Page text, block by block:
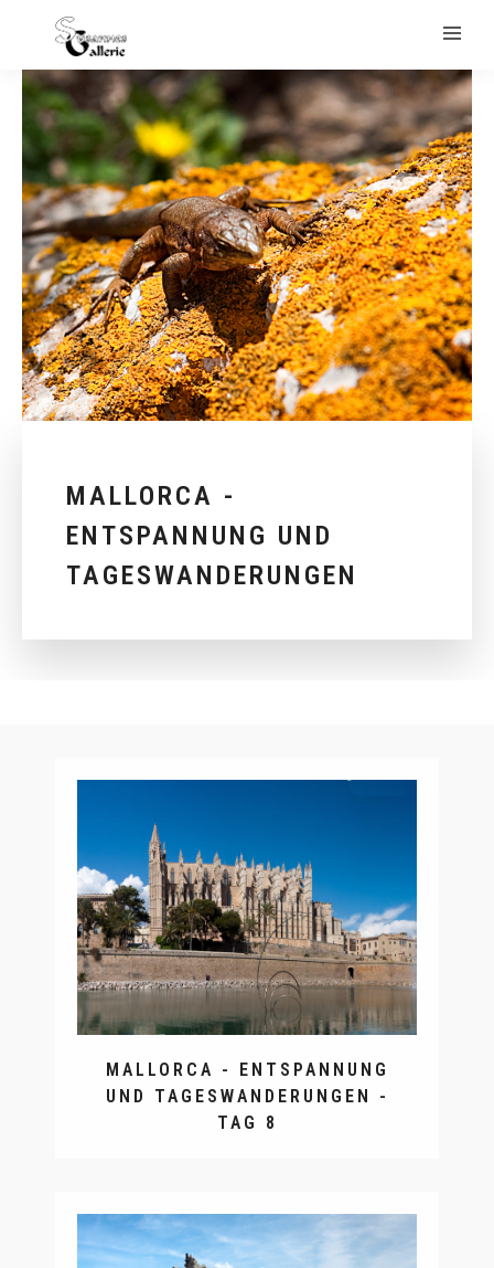
MALLORCA -
ENTSPANNUNG UND
TAGESWANDERUNGEN
MALLORCA - ENTSPANNUNG
UND TAGESWANDERUNGEN -
TAG 8